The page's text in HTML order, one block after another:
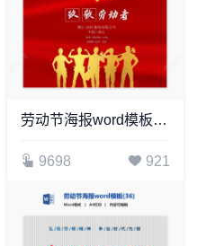
劳动节海报word模板(34)
9698 921